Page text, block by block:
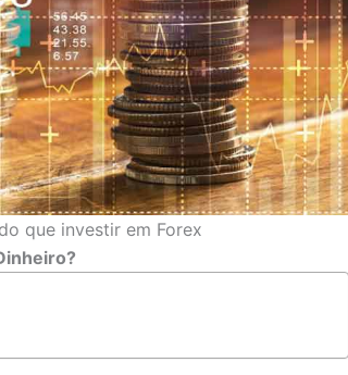
que investir em Forex